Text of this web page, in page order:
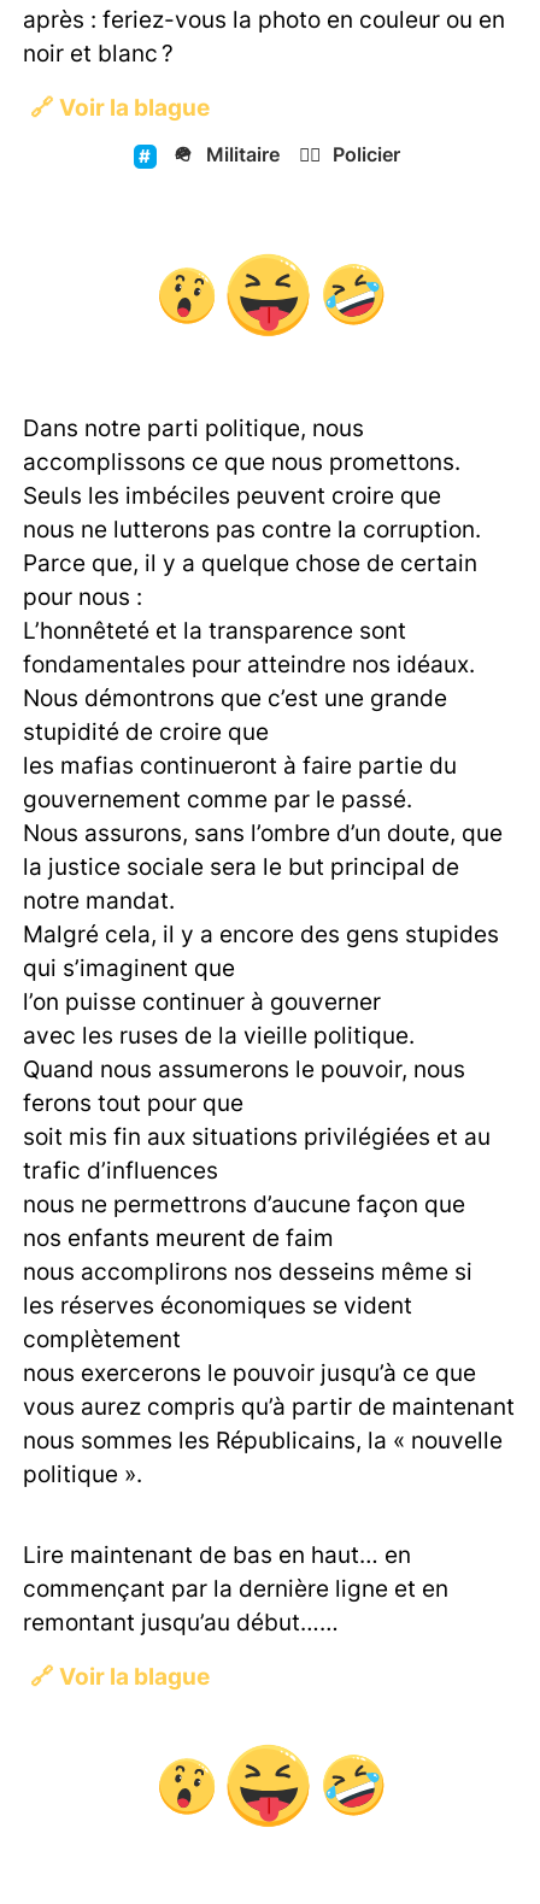
après : feriez-vous la photo en couleur ou en
noir et blanc ?
🔗 Voir la blague
🪖 Militaire 👮‍♂️ Policier
Dans notre parti politique, nous
accomplissons ce que nous promettons.
Seuls les imbéciles peuvent croire que
nous ne lutterons pas contre la corruption.
Parce que, il y a quelque chose de certain
pour nous :
L’honnêteté et la transparence sont
fondamentales pour atteindre nos idéaux.
Nous démontrons que c’est une grande
stupidité de croire que
les mafias continueront à faire partie du
gouvernement comme par le passé.
Nous assurons, sans l’ombre d’un doute, que
la justice sociale sera le but principal de
notre mandat.
Malgré cela, il y a encore des gens stupides
qui s’imaginent que
l’on puisse continuer à gouverner
avec les ruses de la vieille politique.
Quand nous assumerons le pouvoir, nous
ferons tout pour que
soit mis fin aux situations privilégiées et au
trafic d’influences
nous ne permettrons d’aucune façon que
nos enfants meurent de faim
nous accomplirons nos desseins même si
les réserves économiques se vident
complètement
nous exercerons le pouvoir jusqu’à ce que
vous aurez compris qu’à partir de maintenant
nous sommes les Républicains, la « nouvelle
politique ».
Lire maintenant de bas en haut… en
commençant par la dernière ligne et en
remontant jusqu’au début……
🔗 Voir la blague